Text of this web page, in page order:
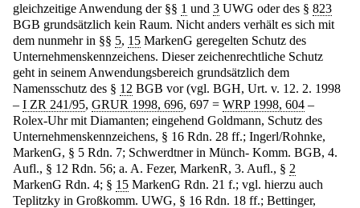
gleichzeitige Anwendung der §§ 1 und 3 UWG oder des § 823
BGB grundsätzlich kein Raum. Nicht anders verhält es sich mit
dem nunmehr in §§ 5, 15 MarkenG geregelten Schutz des
Unternehmenskennzeichens. Dieser zeichenrechtliche Schutz
geht in seinem Anwendungsbereich grundsätzlich dem
Namensschutz des § 12 BGB vor (vgl. BGH, Urt. v. 12. 2. 1998
– I ZR 241/95, GRUR 1998, 696, 697 = WRP 1998, 604 –
Rolex-Uhr mit Diamanten; eingehend Goldmann, Schutz des
Unternehmenskennzeichens, § 16 Rdn. 28 ff.; Ingerl/Rohnke,
MarkenG, § 5 Rdn. 7; Schwerdtner in Münch- Komm. BGB, 4.
Aufl., § 12 Rdn. 56; a. A. Fezer, MarkenR, 3. Aufl., § 2
MarkenG Rdn. 4; § 15 MarkenG Rdn. 21 f.; vgl. hierzu auch
Teplitzky in Großkomm. UWG, § 16 Rdn. 18 ff.; Bettinger,